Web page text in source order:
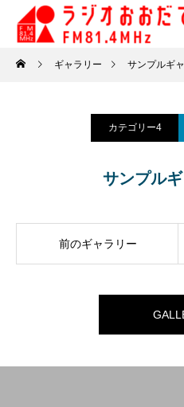
ギャラリー サンプルギ
カテゴリー4
サンプル
前のギャラリー